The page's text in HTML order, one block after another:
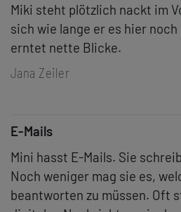
Miki steht plötzlich nackt im
sich wie lange er es hier
erntet nette Blicke.
Jana Zeiler
E-Mails
Mini hasst E-Mails. Sie
Noch weniger mag sie es,
beantworten zu müssen. Oft